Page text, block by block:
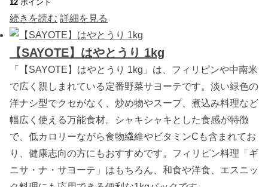
12 ポイント
続きを読む 詳細を見る
【SAYOTE】はやとうり 1kg
「【SAYOTE】はやとうり 1kg」は、フィリピンや中南米
で広く親しまれている定番野菜サヨーテです。淡い緑色の
洋ナシ型でクセがなく、炒め物やスープ、煮込み料理など
幅広く使える万能食材。シャキシャキとした食感が特徴
で、低カロリーながら食物繊維やビタミンCも含まれてお
り、健康志向の方にもおすすめです。フィリピン料理「ギ
ニサ・ナ・サヨーテ」はもちろん、和食や洋食、エスニッ